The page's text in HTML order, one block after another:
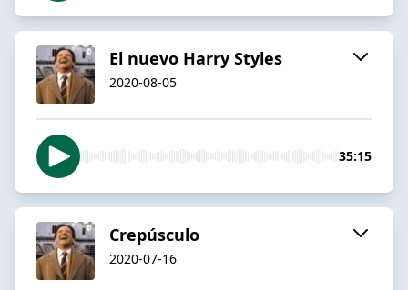
El nuevo Harry Styles
2020-08-05
35:15
Crepúsculo
2020-07-16